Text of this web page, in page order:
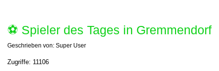
⚽️ Spieler des Tages in Gremmendorf
Geschrieben von: Super User
Zugriffe: 11106